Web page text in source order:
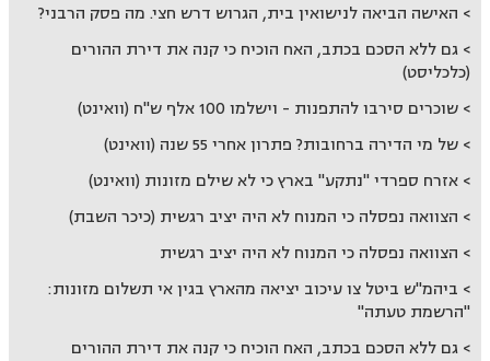
האישה הביאה לנישואין בית, הגרוש דרש חצי. מה פסק הרבני?
גם ללא הסכם בכתב, האח הוכיח כי קנה את דירת ההורים
(כלכליסט)
שוכרים סירבו להתפנות - וישלמו 100 אלף ש"ח (וואינט)
של מי הדירה ברחובות? פתרון אחרי 55 שנה (וואינט)
אזרח ספרדי "נתקע" בארץ כי לא שילם מזונות (וואינט)
הצוואה נפסלה כי המנוח לא היה יציב רגשית (כיכר השבת)
הצוואה נפסלה כי המנוח לא היה יציב רגשית
ביהמ"ש ביטל צו עיכוב יציאה מהארץ בגין אי תשלום מזונות:
"הרשמת טעתה"
גם ללא הסכם בכתב, האח הוכיח כי קנה את דירת ההורים